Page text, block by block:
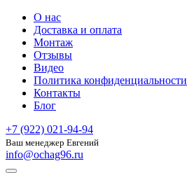
О нас
Доставка и оплата
Монтаж
Отзывы
Видео
Политика конфиденциальности
Контакты
Блог
+7 (922) 021-94-94
Ваш менеджер Евгений
info@ochag96.ru